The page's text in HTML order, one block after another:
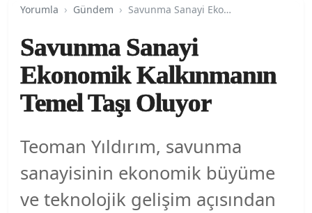
Yorumla Gündem Savunma Sanayi Ekonomik Kalkınmanın Temel Taşı Oluyor
Savunma Sanayi
Ekonomik Kalkınmanın
Temel Taşı Oluyor
Teoman Yıldırım, savunma
sanayisinin ekonomik büyüme
ve teknolojik gelişim açısından